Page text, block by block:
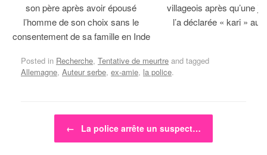
son père après avoir épousé
l’homme de son choix sans le
consentement de sa famille en Inde
villageois après qu’une
l’a déclarée « kari » au
Posted in Recherche, Tentative de meurtre and tagged
Allemagne, Auteur serbe, ex-amie, la police.
Post navigation
← La police arrête un suspect…